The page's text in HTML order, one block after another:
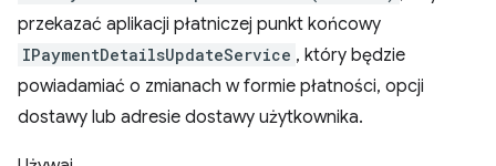
przekazać aplikacji płatniczej punkt końcowy
IPaymentDetailsUpdateService , który będzie
powiadamiać o zmianach w formie płatności, opcji
dostawy lub adresie dostawy użytkownika.